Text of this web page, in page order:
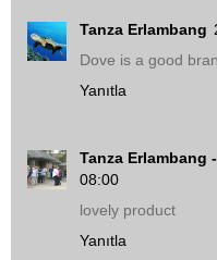
Tanza Erlambang
Dove is a good
Yanıtla
Tanza Erlambang
08:00
lovely product
Yanıtla